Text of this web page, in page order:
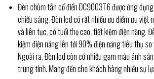
Đèn chùm tân cổ điển DC9003T6 được ứng
chiếu sáng. Đèn led có rất nhiều ưu điểm ưu việt
và liên tục, có tuổi thọ cao, tiết kiệm điện năng.
kiệm điện năng lên tới 90% điện năng tiêu thụ
Ngoài ra, Đèn led còn có nhiều gam màu ánh
trung tính. Mang đến cho khách hàng nhiều sự